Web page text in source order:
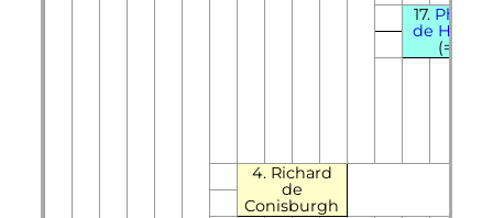
17.
de
(=29)
4. Richard
de
Conisburgh